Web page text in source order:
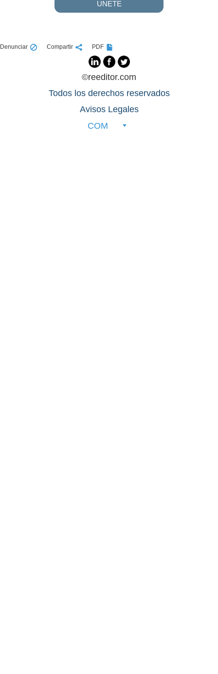
UNETE
Denunciar Compartir PDF
©reeditor.com
Todos los derechos reservados
Avisos Legales